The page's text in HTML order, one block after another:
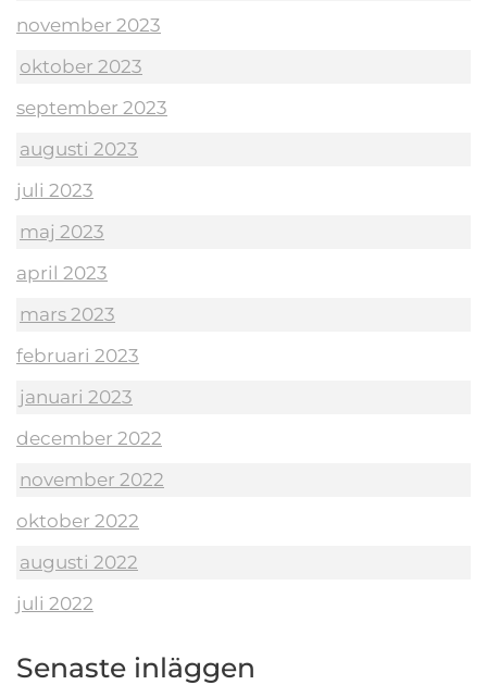
november 2023
oktober 2023
september 2023
augusti 2023
juli 2023
maj 2023
april 2023
mars 2023
februari 2023
januari 2023
december 2022
november 2022
oktober 2022
augusti 2022
juli 2022
Senaste inläggen